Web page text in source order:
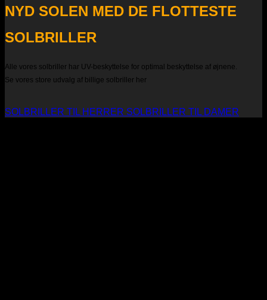
NYD SOLEN MED DE FLOTTESTE
SOLBRILLER
Alle vores solbriller har UV-beskyttelse for optimal beskyttelse af øjnene.
Se vores store udvalg af billige solbriller her
SOLBRILLER TIL HERRER SOLBRILLER TIL DAMER